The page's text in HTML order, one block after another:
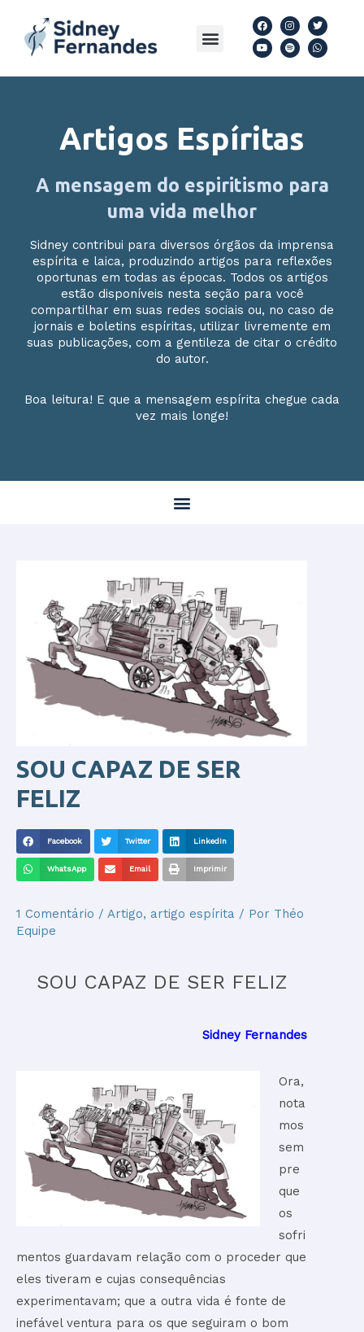
para
conteúdo
Menu
F
a
c
e
b
o
I
n
s
t
a
r
T
w
i
t
t
r
Y
o
u
t
u
e
S
p
o
t
i
y
W
h
a
t
s
p
Artigos Espíritas
A mensagem do espiritismo para
uma vida melhor
Sidney contribui para diversos órgãos da imprensa
espírita e laica, produzindo artigos para reflexões
oportunas em todas as épocas. Todos os artigos
estão disponíveis nesta seção para você
compartilhar em suas redes sociais ou, no caso de
jornais e boletins espíritas, utilizar livremente em
suas publicações, com a gentileza de citar o crédito
do autor.
Boa leitura! E que a mensagem espírita chegue cada
vez mais longe!
Menu
SOU CAPAZ DE SER
FELIZ
Facebook Twitter LinkedIn
WhatsApp Email Imprimir
1 Comentário / Artigo, artigo espírita / Por Théo
Equipe
SOU CAPAZ DE SER FELIZ
Sidney Fernandes
Ora,
nota
mos
sem
pre
que
os
sofri
mentos guardavam relação com o proceder que
eles tiveram e cujas consequências
experimentavam; que a outra vida é fonte de
inefável ventura para os que seguiram o bom